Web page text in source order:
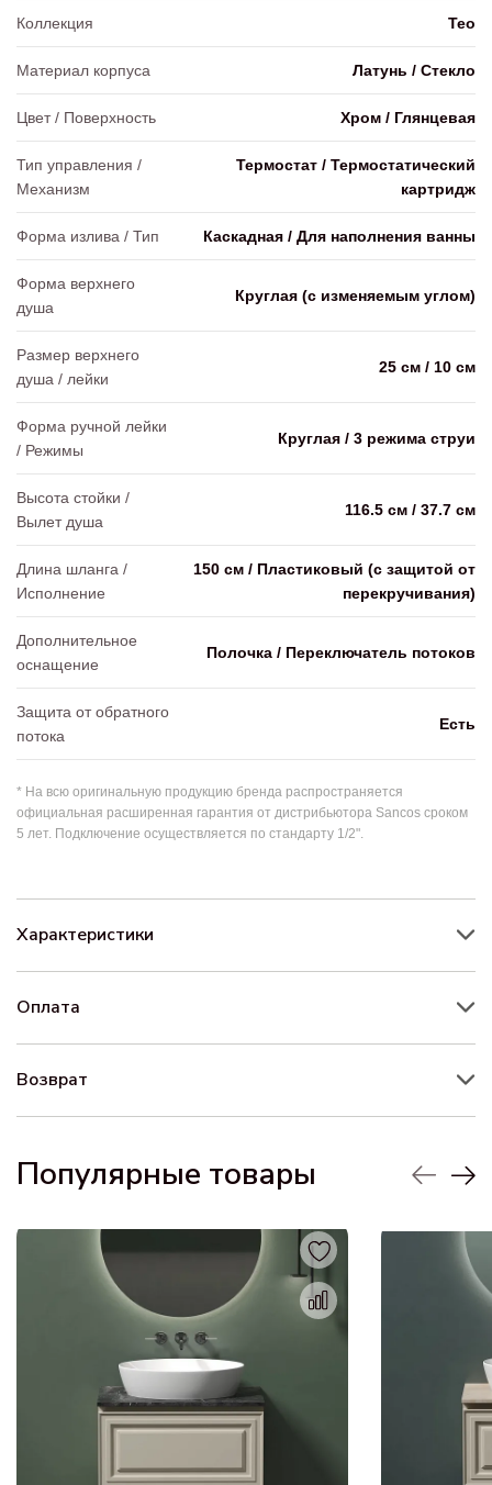
Коллекция Teo
Материал корпуса Латунь / Стекло
Цвет / Поверхность Хром / Глянцевая
Тип управления /
Механизм
Термостат / Термостатический
картридж
Форма излива / Тип Каскадная / Для наполнения ванны
Форма верхнего
душа
Круглая (с изменяемым углом)
Размер верхнего
душа / лейки
25 см / 10 см
Форма ручной лейки
/ Режимы
Круглая / 3 режима струи
Высота стойки /
Вылет душа
116.5 см / 37.7 см
Длина шланга /
Исполнение
150 см / Пластиковый (с защитой от
перекручивания)
Дополнительное
оснащение
Полочка / Переключатель потоков
Защита от обратного
потока
Есть
* На всю оригинальную продукцию бренда распространяется
официальная расширенная гарантия от дистрибьютора Sancos сроком
5 лет. Подключение осуществляется по стандарту 1/2".
Характеристики
Оплата
Возврат
Популярные товары